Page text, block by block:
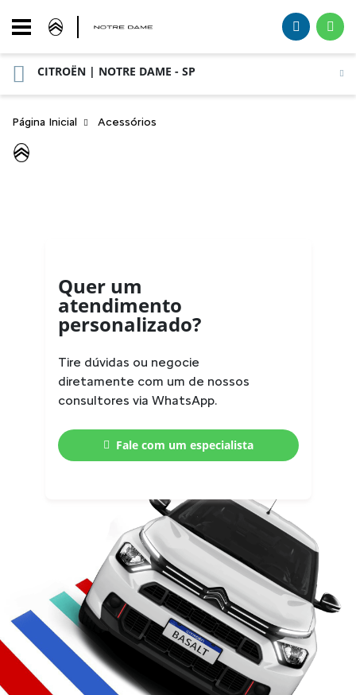
CITROËN | NOTRE DAME - SP
Página Inicial Acessórios
Quer um
atendimento
personalizado?
Tire dúvidas ou negocie
diretamente com um de nossos
consultores via WhatsApp.
Fale com um especialista